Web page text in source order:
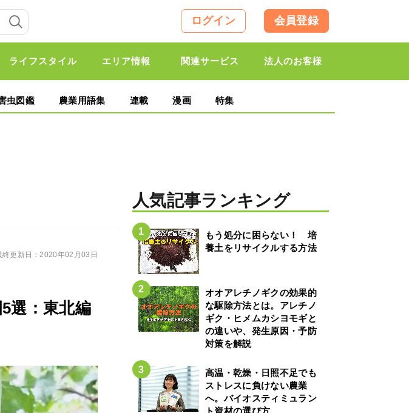
ログイン 会員登録
ライフスタイル エリア情報 関連サービス 法人のお客様
虫図鑑 農業用語集 連載 漫画 特集
選：東北編
終更新日：2020年02月03日
人気記事ランキング
もう処分に困らない！ 培
養土をリサイクルする方法
オオアレチノギクの効果的
な駆除方法とは。アレチノ
ギク・ヒメムカシヨモギと
の違いや、発生原因・予防
対策を解説
高温・乾燥・日照不足でも
ストレスに負けない農業
へ。バイオスティミュラン